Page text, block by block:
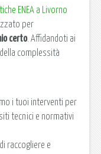
ENEA a Livorno
per
certo. Affidandoti ai
complessità
i tuoi interventi per
tecnici e normativi
raccogliere e